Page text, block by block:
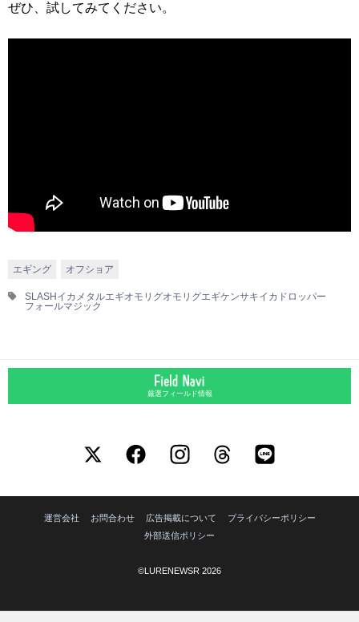
ぜひ、試してみてください。
エギング オフショア
SLASH イカメタルエギオモリグオモリグエギケンサキイカ ドロッパー
フォールマジック
厳選フィールド情報
運営会社 お問合わせ 広告掲載について
プライバシーポリシー
外部送信ポリシー
©LURENEWSR 2026